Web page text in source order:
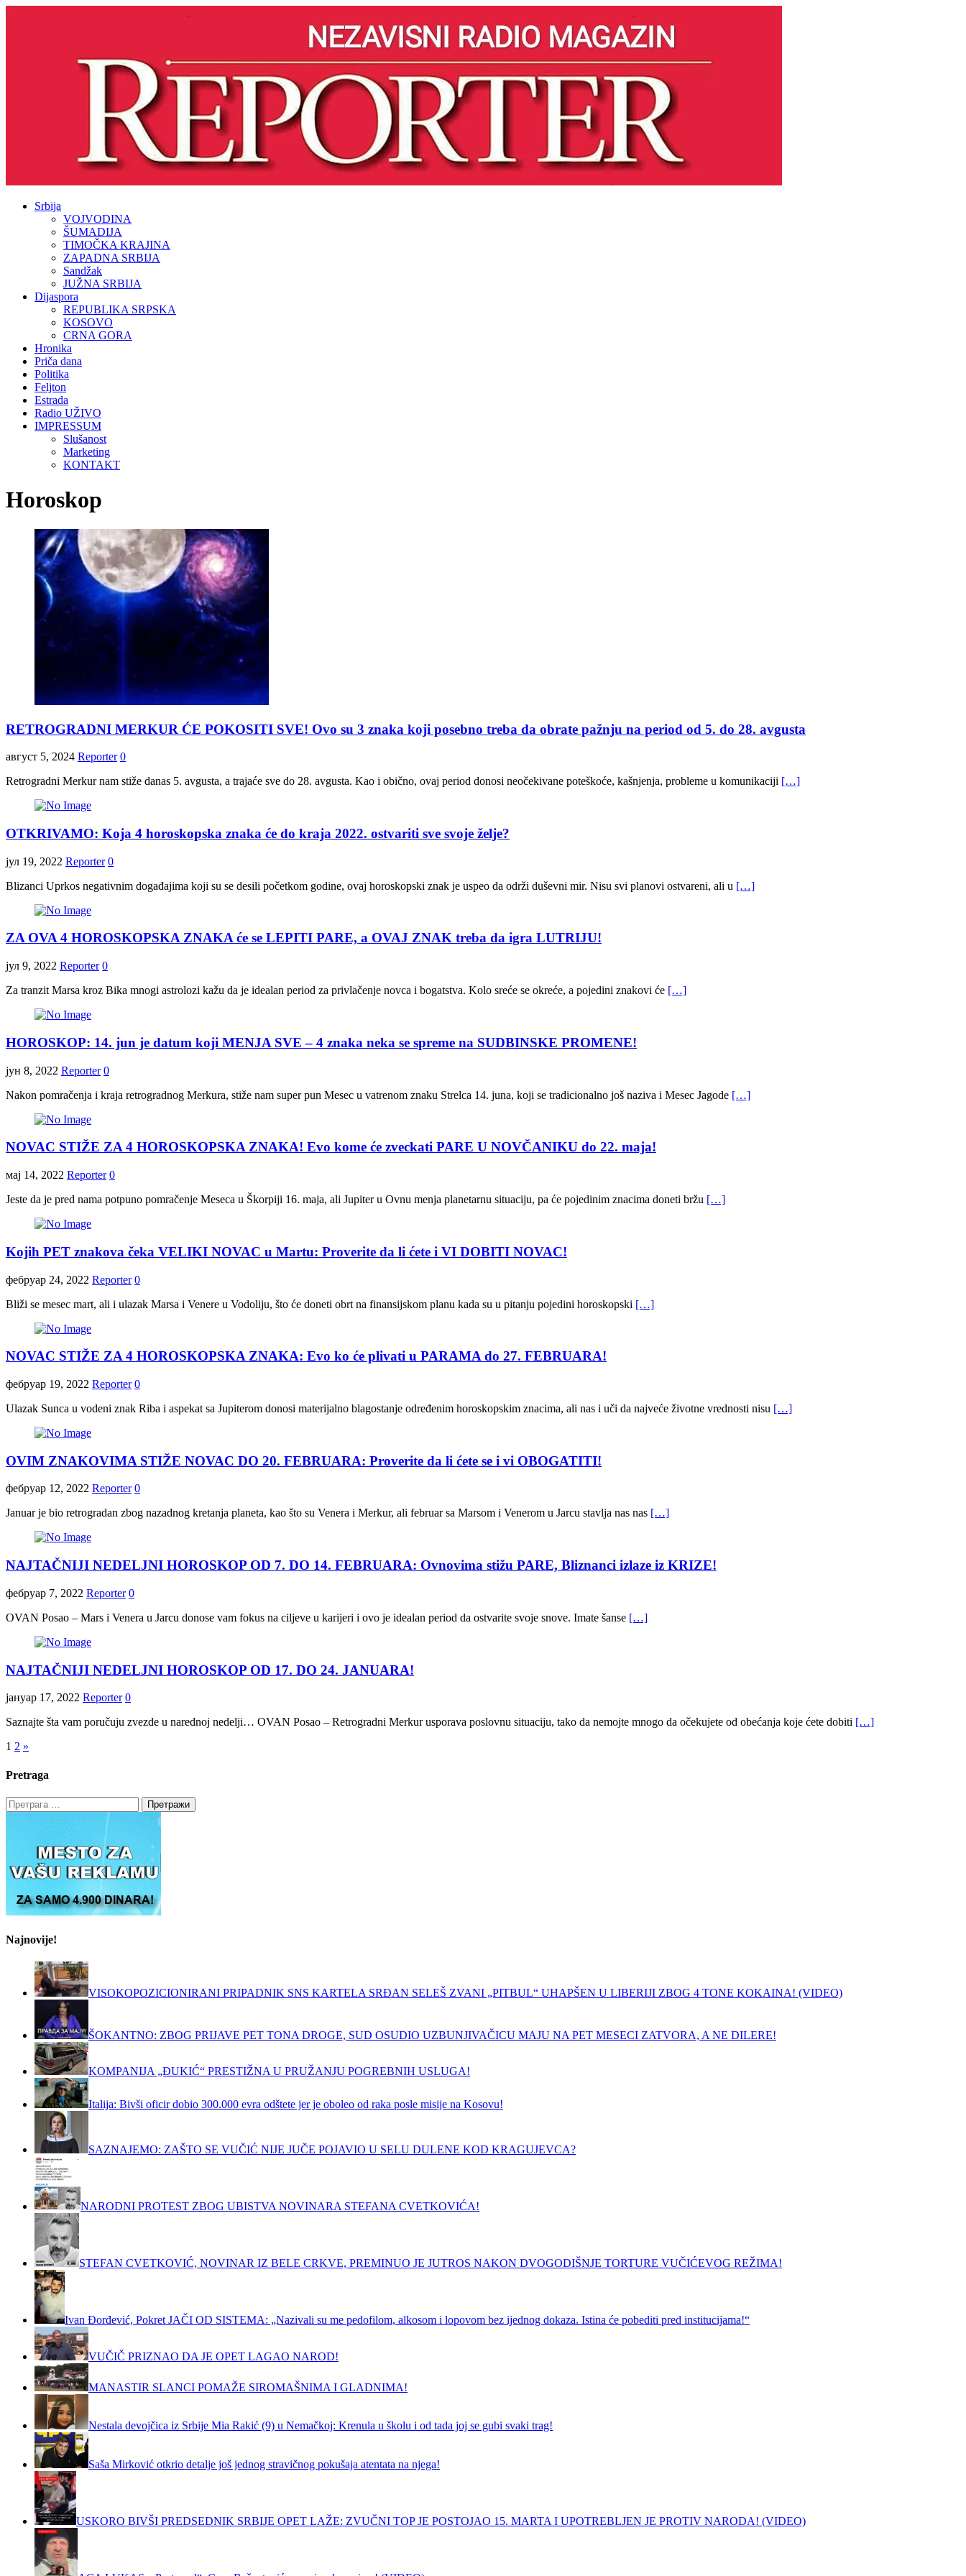
Srbija
VOJVODINA
ŠUMADIJA
TIMOČKA KRAJINA
ZAPADNA SRBIJA
Sandžak
JUŽNA SRBIJA
Dijaspora
REPUBLIKA SRPSKA
KOSOVO
CRNA GORA
Hronika
Priča dana
Politika
Feljton
Estrada
Radio UŽIVO
IMPRESSUM
Slušanost
Marketing
KONTAKT
Horoskop
RETROGRADNI MERKUR ĆE POKOSITI SVE! Ovo su 3 znaka koji posebno treba da obrate pažnju na period od 5. do 28. avgusta
август 5, 2024 Reporter 0
Retrogradni Merkur nam stiže danas 5. avgusta, a trajaće sve do 28. avgusta. Kao i obično, ovaj period donosi neočekivane poteškoće, kašnjenja, probleme u komunikaciji […]
OTKRIVAMO: Koja 4 horoskopska znaka će do kraja 2022. ostvariti sve svoje želje?
јул 19, 2022 Reporter 0
Blizanci Uprkos negativnim događajima koji su se desili početkom godine, ovaj horoskopski znak je uspeo da održi duševni mir. Nisu svi planovi ostvareni, ali u […]
ZA OVA 4 HOROSKOPSKA ZNAKA će se LEPITI PARE, a OVAJ ZNAK treba da igra LUTRIJU!
јул 9, 2022 Reporter 0
Za tranzit Marsa kroz Bika mnogi astrolozi kažu da je idealan period za privlačenje novca i bogatstva. Kolo sreće se okreće, a pojedini znakovi će […]
HOROSKOP: 14. jun je datum koji MENJA SVE – 4 znaka neka se spreme na SUDBINSKE PROMENE!
јун 8, 2022 Reporter 0
Nakon pomračenja i kraja retrogradnog Merkura, stiže nam super pun Mesec u vatrenom znaku Strelca 14. juna, koji se tradicionalno još naziva i Mesec Jagode […]
NOVAC STIŽE ZA 4 HOROSKOPSKA ZNAKA! Evo kome će zveckati PARE U NOVČANIKU do 22. maja!
мај 14, 2022 Reporter 0
Jeste da je pred nama potpuno pomračenje Meseca u Škorpiji 16. maja, ali Jupiter u Ovnu menja planetarnu situaciju, pa će pojedinim znacima doneti bržu […]
Kojih PET znakova čeka VELIKI NOVAC u Martu: Proverite da li ćete i VI DOBITI NOVAC!
фебруар 24, 2022 Reporter 0
Bliži se mesec mart, ali i ulazak Marsa i Venere u Vodoliju, što će doneti obrt na finansijskom planu kada su u pitanju pojedini horoskopski […]
NOVAC STIŽE ZA 4 HOROSKOPSKA ZNAKA: Evo ko će plivati u PARAMA do 27. FEBRUARA!
фебруар 19, 2022 Reporter 0
Ulazak Sunca u vodeni znak Riba i aspekat sa Jupiterom donosi materijalno blagostanje određenim horoskopskim znacima, ali nas i uči da najveće životne vrednosti nisu […]
OVIM ZNAKOVIMA STIŽE NOVAC DO 20. FEBRUARA: Proverite da li ćete se i vi OBOGATITI!
фебруар 12, 2022 Reporter 0
Januar je bio retrogradan zbog nazadnog kretanja planeta, kao što su Venera i Merkur, ali februar sa Marsom i Venerom u Jarcu stavlja nas nas […]
NAJTAČNIJI NEDELJNI HOROSKOP OD 7. DO 14. FEBRUARA: Ovnovima stižu PARE, Bliznanci izlaze iz KRIZE!
фебруар 7, 2022 Reporter 0
OVAN Posao – Mars i Venera u Jarcu donose vam fokus na ciljeve u karijeri i ovo je idealan period da ostvarite svoje snove. Imate šanse […]
NAJTAČNIJI NEDELJNI HOROSKOP OD 17. DO 24. JANUARA!
јануар 17, 2022 Reporter 0
Saznajte šta vam poručuju zvezde u narednoj nedelji… OVAN Posao – Retrogradni Merkur usporava poslovnu situaciju, tako da nemojte mnogo da očekujete od obećanja koje ćete dobiti […]
Пагинација
чланака
1 2 »
Pretraga
Претрага
за:
Najnovije!
VISOKOPOZICIONIRANI PRIPADNIK SNS KARTELA SRĐAN SELEŠ ZVANI „PITBUL“ UHAPŠEN U LIBERIJI ZBOG 4 TONE KOKAINA! (VIDEO)
ŠOKANTNO: ZBOG PRIJAVE PET TONA DROGE, SUD OSUDIO UZBUNJIVAČICU MAJU NA PET MESECI ZATVORA, A NE DILERE!
KOMPANIJA „ĐUKIĆ“ PRESTIŽNA U PRUŽANJU POGREBNIH USLUGA!
Italija: Bivši oficir dobio 300.000 evra odštete jer je oboleo od raka posle misije na Kosovu!
SAZNAJEMO: ZAŠTO SE VUČIĆ NIJE JUČE POJAVIO U SELU DULENE KOD KRAGUJEVCA?
NARODNI PROTEST ZBOG UBISTVA NOVINARA STEFANA CVETKOVIĆA!
STEFAN CVETKOVIĆ, NOVINAR IZ BELE CRKVE, PREMINUO JE JUTROS NAKON DVOGODIŠNJE TORTURE VUČIĆEVOG REŽIMA!
Ivan Đorđević, Pokret JAČI OD SISTEMA: „Nazivali su me pedofilom, alkosom i lopovom bez ijednog dokaza. Istina će pobediti pred institucijama!“
VUČIČ PRIZNAO DA JE OPET LAGAO NAROD!
MANASTIR SLANCI POMAŽE SIROMAŠNIMA I GLADNIMA!
Nestala devojčica iz Srbije Mia Rakić (9) u Nemačkoj: Krenula u školu i od tada joj se gubi svaki trag!
Saša Mirković otkrio detalje još jednog stravičnog pokušaja atentata na njega!
USKORO BIVŠI PREDSEDNIK SRBIJE OPET LAŽE: ZVUČNI TOP JE POSTOJAO 15. MARTA I UPOTREBLJEN JE PROTIV NARODA! (VIDEO)